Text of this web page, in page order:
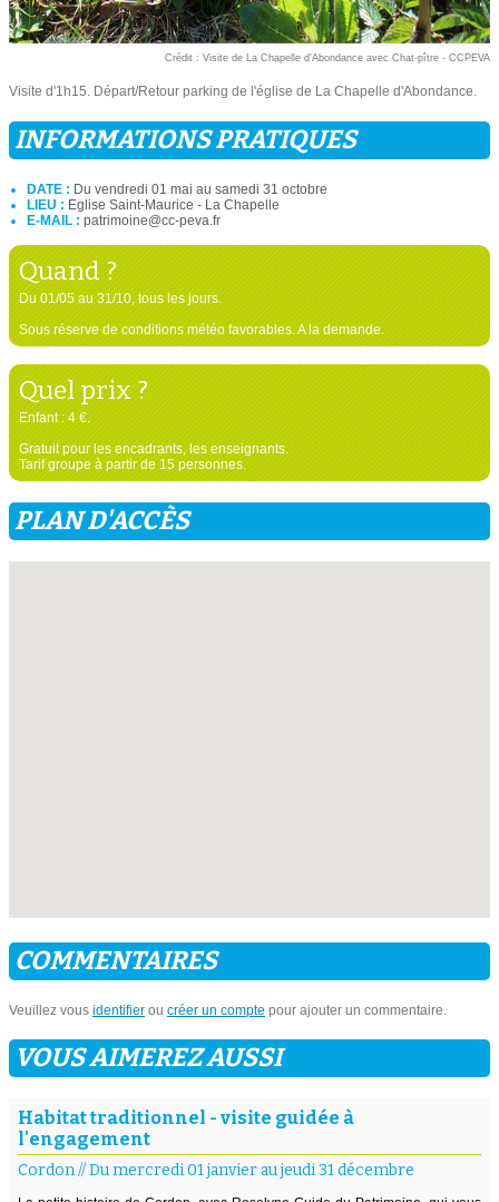
Crédit : Visite de La Chapelle d'Abondance avec Chat-pître - CCPEVA
Visite d'1h15. Départ/Retour parking de l'église de La Chapelle d'Abondance.
INFORMATIONS PRATIQUES
DATE : Du vendredi 01 mai au samedi 31 octobre
LIEU : Eglise Saint-Maurice - La Chapelle
E-MAIL : patrimoine@cc-peva.fr
Quand ?
Du 01/05 au 31/10, tous les jours.
Sous réserve de conditions météo favorables. A la demande.
Quel prix ?
Enfant : 4 €.
Gratuit pour les encadrants, les enseignants.
Tarif groupe à partir de 15 personnes.
PLAN D'ACCÈS
COMMENTAIRES
Veuillez vous identifier ou créer un compte pour ajouter un commentaire.
VOUS AIMEREZ AUSSI
Habitat traditionnel - visite guidée à
l'engagement
Cordon//Du mercredi 01 janvier au jeudi 31 décembre